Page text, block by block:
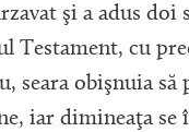
şi a adus doi
Testament, cu
seara obişnuia să
iar dimineaţa se